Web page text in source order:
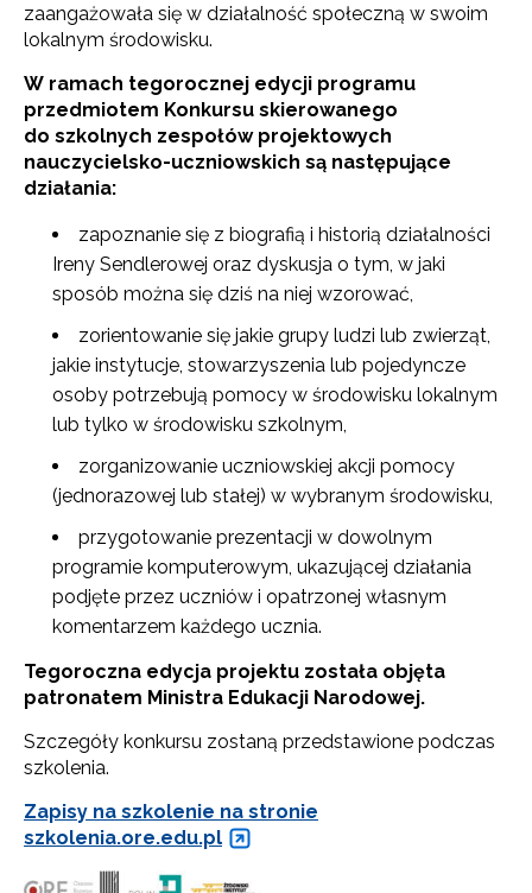
zaangażowała się w działalność społeczną w swoim
lokalnym środowisku.
W ramach tegorocznej edycji programu
przedmiotem Konkursu skierowanego
do szkolnych zespołów projektowych
nauczycielsko-uczniowskich są następujące
działania:
zapoznanie się z biografią i historią działalności
Ireny Sendlerowej oraz dyskusja o tym, w jaki
sposób można się dziś na niej wzorować,
zorientowanie się jakie grupy ludzi lub zwierząt,
jakie instytucje, stowarzyszenia lub pojedyncze
osoby potrzebują pomocy w środowisku lokalnym
lub tylko w środowisku szkolnym,
zorganizowanie uczniowskiej akcji pomocy
(jednorazowej lub stałej) w wybranym środowisku,
przygotowanie prezentacji w dowolnym
programie komputerowym, ukazującej działania
podjęte przez uczniów i opatrzonej własnym
komentarzem każdego ucznia.
Tegoroczna edycja projektu została objęta
patronatem Ministra Edukacji Narodowej.
Szczegóły konkursu zostaną przedstawione podczas
szkolenia.
Zapisy na szkolenie na stronie
szkolenia.ore.edu.pl